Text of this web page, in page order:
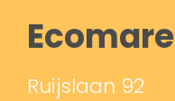
Ecomare
Ruijslaan 92